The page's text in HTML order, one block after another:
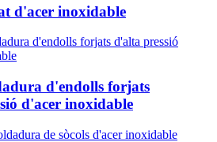
d'acer inoxidable
d'endolls forjats
d'acer inoxidable